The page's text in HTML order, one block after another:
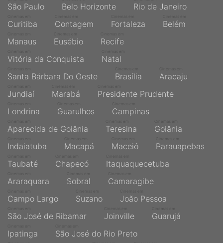
São Paulo Belo Horizonte Rio de Janeiro
Curitiba Contagem Fortaleza Belém
Manaus Eusébio Recife
Vitória da Conquista Natal
Santa Bárbara Do Oeste Brasília Aracaju
Jundiaí Marabá Presidente Prudente
Londrina Guarulhos Campinas
Aparecida de Goiânia Teresina Goiânia
Indaiatuba Macapá Maceió Parauapebas
Taubaté Chapecó Itaquaquecetuba
Araraquara Sobral Camaragibe
Campo Largo Suzano João Pessoa
São José de Ribamar Joinville Guarujá
Ipatinga São José do Rio Preto